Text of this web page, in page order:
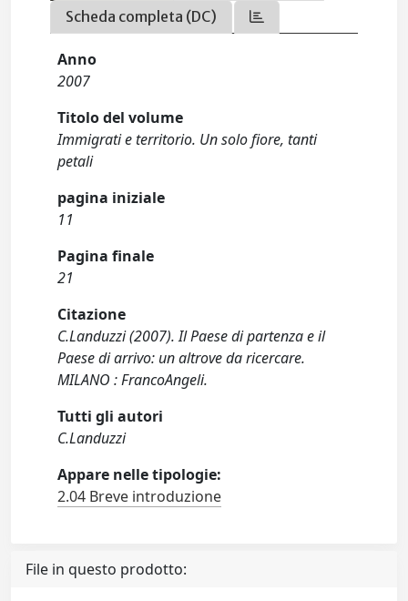
Scheda completa (DC)
Anno
2007
Titolo del volume
Immigrati e territorio. Un solo fiore, tanti
petali
pagina iniziale
11
Pagina finale
21
Citazione
C.Landuzzi (2007). Il Paese di partenza e il
Paese di arrivo: un altrove da ricercare.
MILANO : FrancoAngeli.
Tutti gli autori
C.Landuzzi
Appare nelle tipologie:
2.04 Breve introduzione
File in questo prodotto: